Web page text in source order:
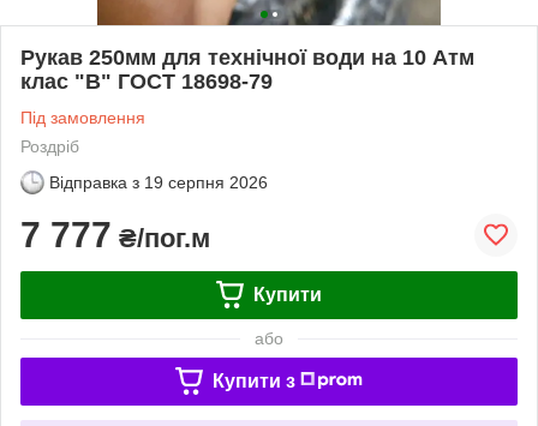
Рукав 250мм для технічної води на 10 Атм
клас "В" ГОСТ 18698-79
Під замовлення
Роздріб
Відправка з 19 серпня 2026
7 777 ₴/пог.м
Купити
або
Купити з